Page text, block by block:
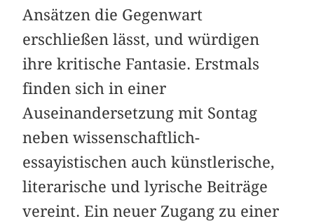
Ansätzen die Gegenwart
erschließen lässt, und würdigen
ihre kritische Fantasie. Erstmals
finden sich in einer
Auseinandersetzung mit Sontag
neben wissenschaftlich-
essayistischen auch künstlerische,
literarische und lyrische Beiträge
vereint. Ein neuer Zugang zu einer